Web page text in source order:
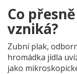
Co
vzniká?
Zubní plak,
hromádka jídla
jako